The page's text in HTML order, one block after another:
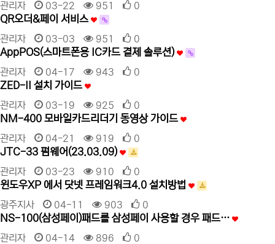
관리자 03-22 951 0
QR오더&페이 서비스
관리자 03-03 951 0
AppPOS(스마트폰용 IC카드 결제 솔루션)
관리자 04-17 943 0
ZED-II 설치 가이드
관리자 03-19 925 0
NM-400 모바일카드리더기 동영상 가이드
관리자 04-21 919 0
JTC-33 펌웨어(23.03.09)
관리자 03-23 910 0
윈도우XP 에서 닷넷 프레임워크4.0 설치방법
광주지사 04-11 903 0
NS-100(삼성페이)패드를 삼성페이 사용할 경우 패드…
관리자 04-14 896 0